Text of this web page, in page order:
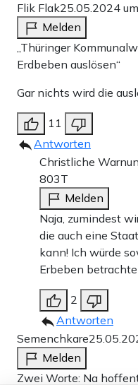
Flik Flak25.05.2024
Melden
„Thüringer
Erdbeben auslösen“
Gar nichts wird die
11
Antworten
Christliche
803T
Melden
Naja, zumindest
die auch eine
kann! Ich würde
Erbeben
2
Antworten
Semenchkare
Melden
Zwei Worte: Na